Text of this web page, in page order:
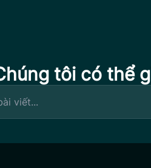
tôi có thể